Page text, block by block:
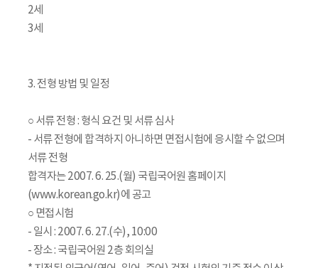
2세
3세
3. 전형 방법 및 일정
○ 서류 전형 : 형식 요건 및 서류 심사
- 서류 전형에 합격하지 아니하면 면접시험에 응시할 수 없으며
서류 전형
합격자는 2007. 6. 25.(월) 국립국어원 홈페이지
(www.korean.go.kr)에 공고
○ 면접시험
- 일시 : 2007. 6. 27.(수), 10:00
- 장소 : 국립국어원 2층 회의실